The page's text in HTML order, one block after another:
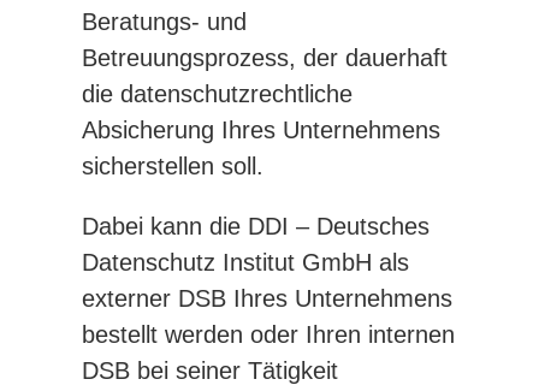
Beratungs- und
Betreuungsprozess, der dauerhaft
die datenschutzrechtliche
Absicherung Ihres Unternehmens
sicherstellen soll.
Dabei kann die DDI – Deutsches
Datenschutz Institut GmbH als
externer DSB Ihres Unternehmens
bestellt werden oder Ihren internen
DSB bei seiner Tätigkeit